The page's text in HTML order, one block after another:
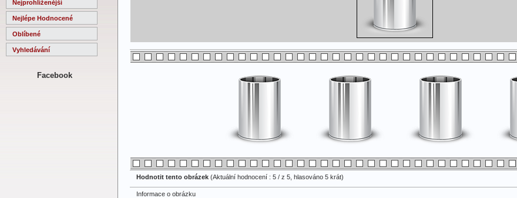
Nejprohlíženější
Nejlépe Hodnocené
Oblíbené
Vyhledávání
Facebook
Hodnotit tento obrázek (Aktuální hodnocení : 5 / z 5, hlasováno 5 krát)
Informace o obrázku